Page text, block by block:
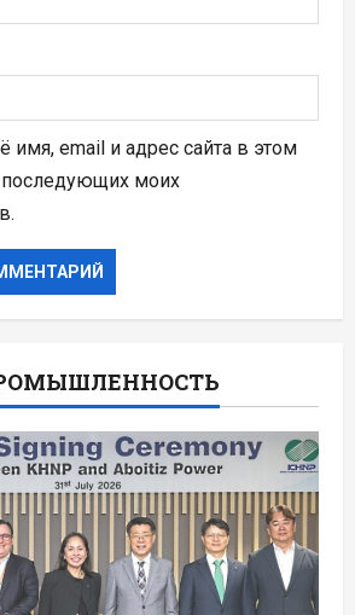
имя, email и адрес сайта в этом
последующих моих